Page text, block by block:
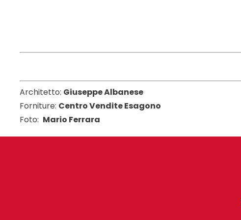
Architetto: Giuseppe Albanese
Forniture: Centro Vendite Esagono
Foto: Mario Ferrara